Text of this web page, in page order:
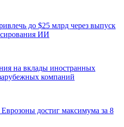
до $25 млрд через выпуск
ИИ
на вклады иностранных
компаний
достиг максимума за 8